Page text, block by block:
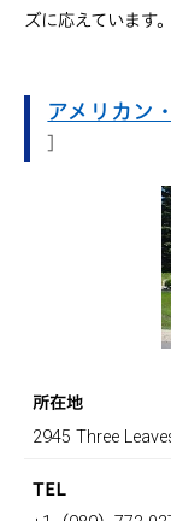
ズに応えています。
アメリカン
所在地
2945 Three
TEL